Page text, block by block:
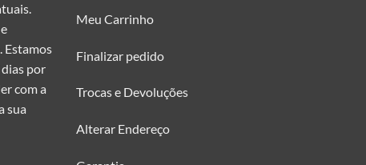
Estamos
por
com a
sua
Meu Carrinho
Finalizar pedido
Trocas e Devoluções
Alterar Endereço